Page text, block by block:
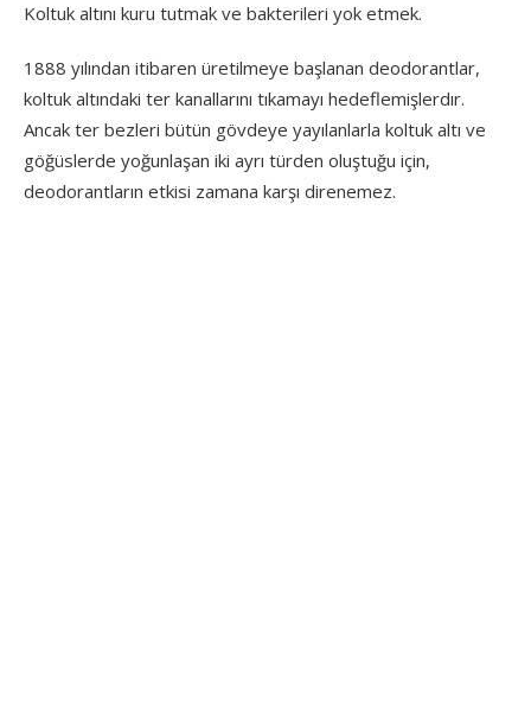
Koltuk altını kuru tutmak ve bakterileri yok etmek.
1888 yılından itibaren üretilmeye başlanan deodorantlar,
koltuk altındaki ter kanallarını tıkamayı hedeflemişlerdır.
Ancak ter bezleri bütün gövdeye yayılanlarla koltuk altı ve
göğüslerde yoğunlaşan iki ayrı türden oluştuğu için,
deodorantların etkisi zamana karşı direnemez.